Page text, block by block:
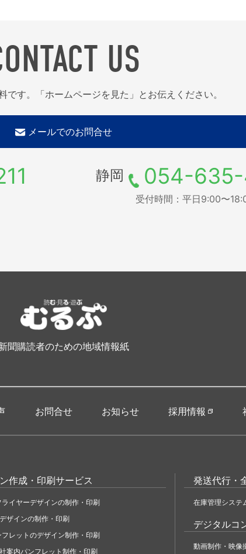
US
です。「ホームページを見た」とお伝えください。
メールでのお問合せ
静岡 054-635-
受付時間：平日9:00〜
聞購読者のための地域情報紙
お問合せ お知らせ 採用情報
作成・印刷サービス
イヤーデザインの制作・印刷
ザインの制作・印刷
レットのデザイン制作・印刷
案内パンフレット制作・印刷
発送代行・
在庫管理システ
デジタルコ
動画制作・映像